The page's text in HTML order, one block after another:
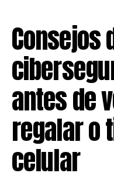
Consejos
antes de
regalar o
celular